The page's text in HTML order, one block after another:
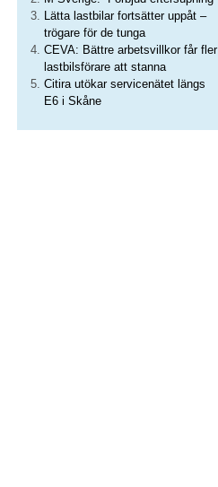
Lätta lastbilar fortsätter uppåt –
trögare för de tunga
CEVA: Bättre arbetsvillkor får fler
lastbilsförare att stanna
Citira utökar servicenätet längs
E6 i Skåne